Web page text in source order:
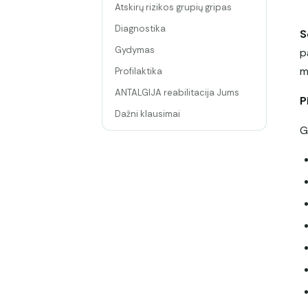
Atskirų rizikos grupių gripas
Diagnostika
Gydymas
Profilaktika
ANTALGIJA reabilitacija Jums
Dažni klausimai